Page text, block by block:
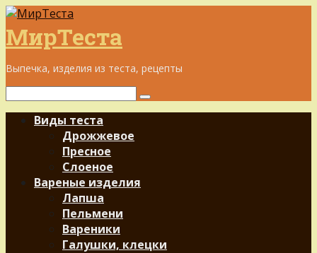
Перейти
к
контенту
МирТеста
Выпечка, изделия из теста, рецепты
Поиск:
Виды теста
Дрожжевое
Пресное
Слоеное
Вареные изделия
Лапша
Пельмени
Вареники
Галушки, клецки